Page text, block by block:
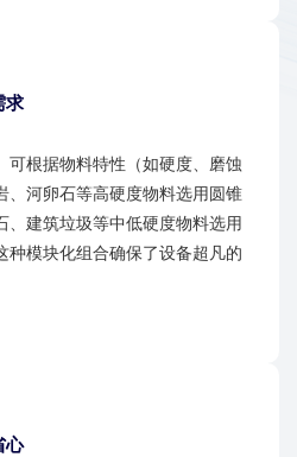
求​​
可根据物料特性（如硬度、磨蚀
、河卵石等高硬度物料选用​​圆锥
、建筑垃圾等中低硬度物料选用​​
种模块化组合确保了设备超凡的
心